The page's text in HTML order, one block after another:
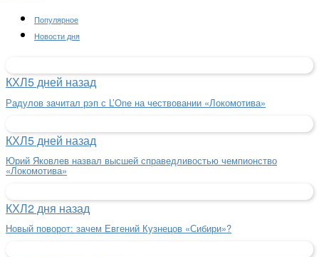
Популярное
Новости дня
КХЛ5 дней назад
Радулов зачитал рэп с L’One на чествовании «Локомотива»
КХЛ5 дней назад
Юрий Яковлев назвал высшей справедливостью чемпионство
«Локомотива»
КХЛ2 дня назад
Новый поворот: зачем Евгений Кузнецов «Сибири»?